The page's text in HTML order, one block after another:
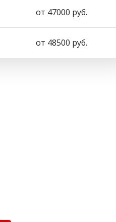
от 47000 руб.
от 48500 руб.